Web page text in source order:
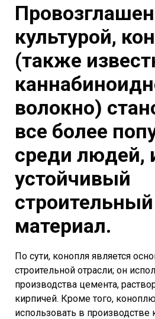
культурой,
(также
волокно)
все более
среди
устойчивый
строительный
материал.
По сути, конопля является
строительной отрасли; он
производства цемента,
кирпичей. Кроме того,
использовать в